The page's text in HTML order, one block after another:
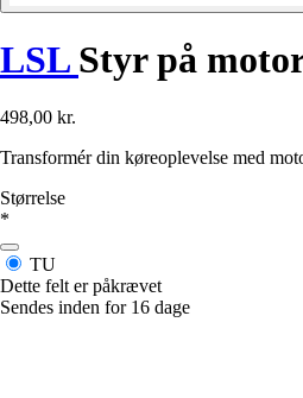
LSL Styr på
498,00 kr.
Transformér din køreoplevelse med
Størrelse
*
TU
Dette felt er påkrævet
Sendes inden for 16 dage